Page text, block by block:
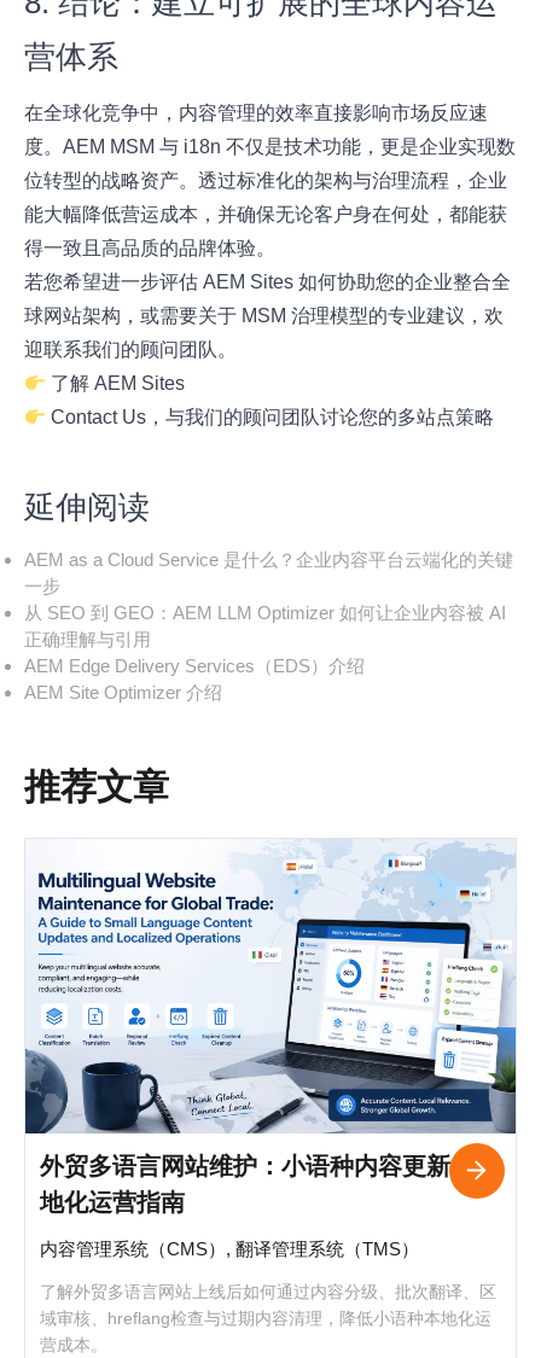
营体系
在全球化竞争中，内容管理的效率直接影响市场反应速
度。AEM MSM 与 i18n 不仅是技术功能，更是企业实现数
位转型的战略资产。透过标准化的架构与治理流程，企业
能大幅降低营运成本，并确保无论客户身在何处，都能获
得一致且高品质的品牌体验。
若您希望进一步评估 AEM Sites 如何协助您的企业整合全
球网站架构，或需要关于 MSM 治理模型的专业建议，欢
迎联系我们的顾问团队。
了解 AEM Sites
Contact Us，与我们的顾问团队讨论您的多站点策略
延伸阅读
AEM as a Cloud Service 是什么？企业内容平台云端化的关键
一步
从 SEO 到 GEO：AEM LLM Optimizer 如何让企业内容被 AI
正确理解与引用
AEM Edge Delivery Services（EDS）介绍
AEM Site Optimizer 介绍
推荐文章
外贸多语言网站维护：小语种内容更新与本
地化运营指南
内容管理系统（CMS）, 翻译管理系统（TMS）
了解外贸多语言网站上线后如何通过内容分级、批次翻译、区
域审核、hreflang检查与过期内容清理，降低小语种本地化运
营成本。